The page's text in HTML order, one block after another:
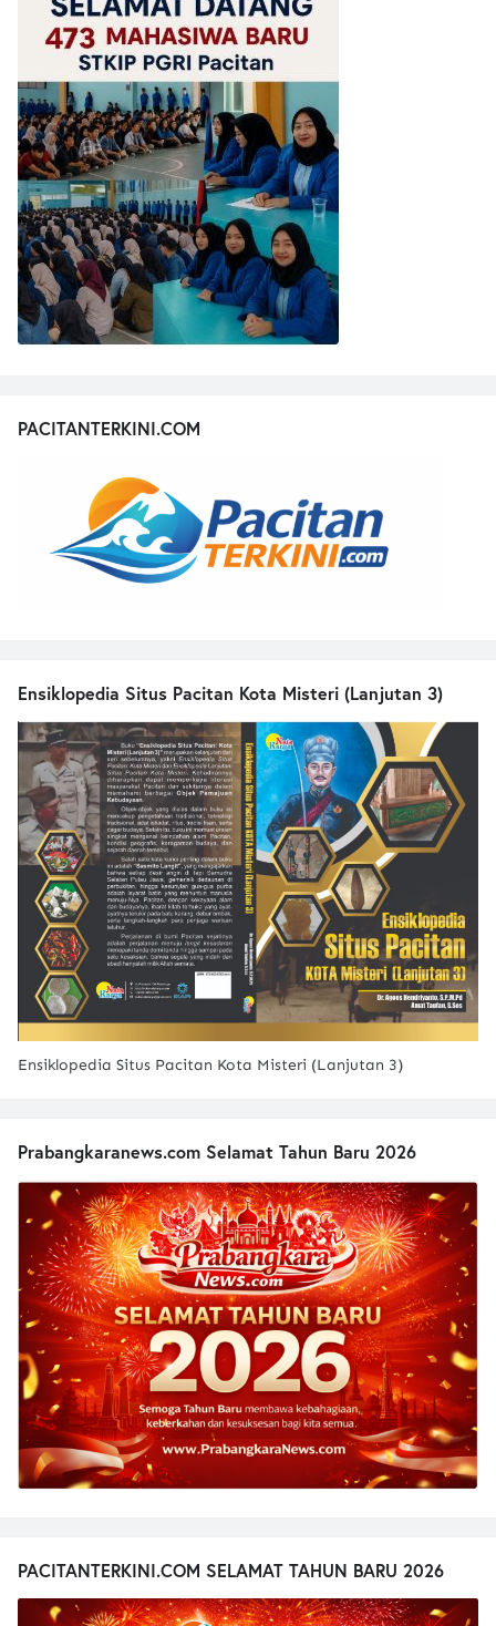
PACITANTERKINI.COM
Ensiklopedia Situs Pacitan Kota Misteri (Lanjutan 3)
Ensiklopedia Situs Pacitan Kota Misteri (Lanjutan 3)
Prabangkaranews.com Selamat Tahun Baru 2026
PACITANTERKINI.COM SELAMAT TAHUN BARU 2026